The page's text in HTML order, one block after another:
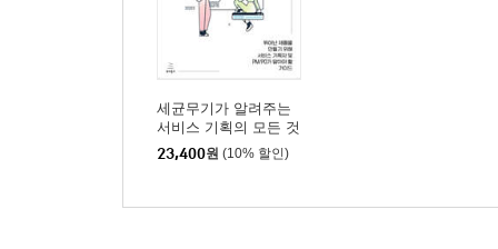
세균무기가 알려주는
서비스 기획의 모든 것
23,400원 (10% 할인)